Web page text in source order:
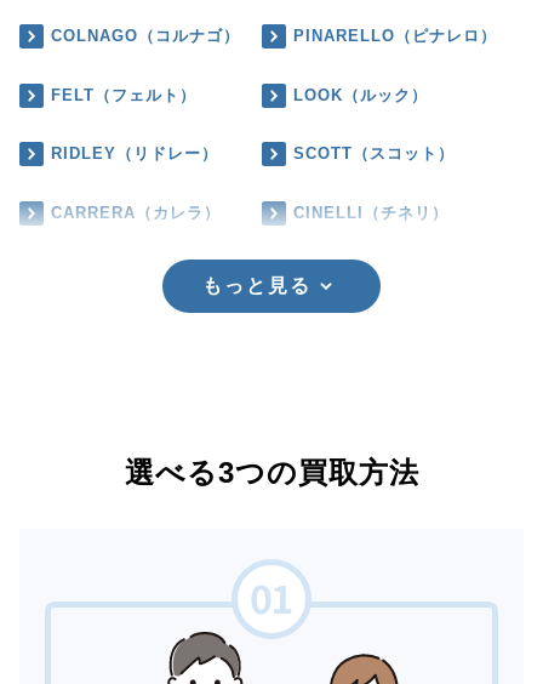
COLNAGO（コルナゴ） PINARELLO（ピナレロ）
FELT（フェルト） LOOK（ルック）
RIDLEY（リドレー） SCOTT（スコット）
CARRERA（カレラ） CINELLI（チネリ）
もっと見る
選べる3つの買取方法